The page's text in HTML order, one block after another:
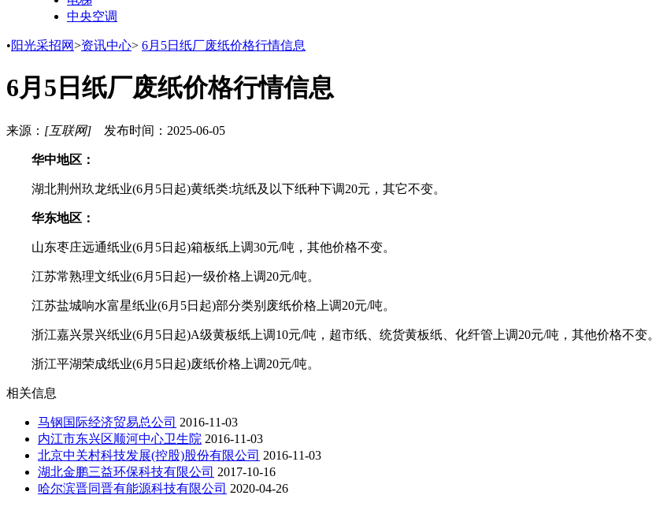
中央空调
•阳光采招网>资讯中心> 6月5日纸厂废纸价格行情信息
6月5日纸厂废纸价格行情信息
来源： [互联网] 发布时间： 2025-06-05
华中地区：
湖北荆州玖龙纸业(6月5日起)黄纸类:坑纸及以下纸种下调20元，其它不变。
华东地区：
山东枣庄远通纸业(6月5日起)箱板纸上调30元/吨，其他价格不变。
江苏常熟理文纸业(6月5日起)一级价格上调20元/吨。
江苏盐城响水富星纸业(6月5日起)部分类别废纸价格上调20元/吨。
浙江嘉兴景兴纸业(6月5日起)A级黄板纸上调10元/吨，超市纸、统货黄板纸、化纤管上调20元/吨，其他价格不变。
浙江平湖荣成纸业(6月5日起)废纸价格上调20元/吨。
相关信息
马钢国际经济贸易总公司 2016-11-03
内江市东兴区顺河中心卫生院 2016-11-03
北京中关村科技发展(控股)股份有限公司 2016-11-03
湖北金鹏三益环保科技有限公司 2017-10-16
哈尔滨晋同晋有能源科技有限公司 2020-04-26